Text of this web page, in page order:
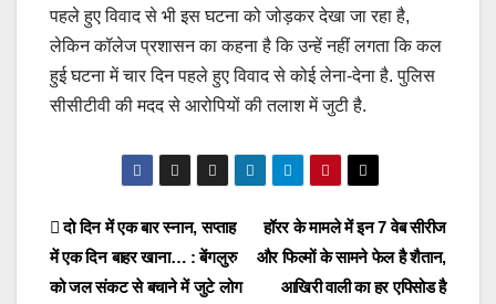
पहले हुए विवाद से भी इस घटना को जोड़कर देखा जा रहा है,
लेकिन कॉलेज प्रशासन का कहना है कि उन्हें नहीं लगता कि कल
हुई घटना में चार दिन पहले हुए विवाद से कोई लेना-देना है. पुलिस
सीसीटीवी की मदद से आरोपियों की तलाश में जुटी है.
Post
navigation
हॉरर के मामले में इन 7 वेब सीरीज
और फिल्मों के सामने फेल है शैतान,
आखिरी वाली का हर एपिसोड है
दो दिन में एक बार स्नान, सप्ताह
में एक दिन बाहर खाना… : बेंगलुरु
को जल संकट से बचाने में जुटे लोग